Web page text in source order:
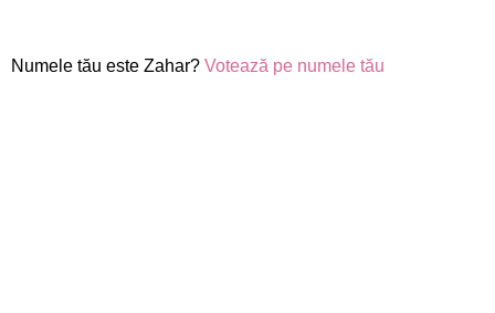
Numele tău este Zahar? Votează pe numele tău